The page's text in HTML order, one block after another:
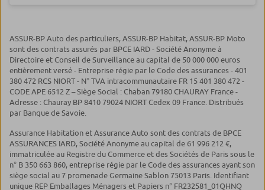
ASSUR-BP Auto des particuliers, ASSUR-BP Habitat, ASSUR-BP Moto
sont des contrats assurés par BPCE IARD - Société Anonyme à
Directoire et Conseil de Surveillance au capital de 50 000 000 euros
entièrement versé - Entreprise régie par le Code des assurances - 401
380 472 RCS NIORT - N° TVA intracommunautaire FR 15 401 380 472 -
CODE APE 6512 Z – Siège Social : Chaban 79180 CHAURAY France -
Adresse : Chauray BP 8410 79024 NIORT Cedex 09 France. Distribués
par Banque de Savoie.
Assurance Habitation et Assurance Auto sont des contrats de BPCE
ASSURANCES IARD, Société Anonyme au capital de 61 996 212 €,
immatriculée au Registre du Commerce et des Sociétés de Paris sous le
n° B 350 663 860, entreprise régie par le Code des assurances ayant son
siège social au 7 promenade Germaine Sablon 75013 Paris. Identifiant
unique REP Emballages Ménagers et Papiers n° FR232581_01QHNQ